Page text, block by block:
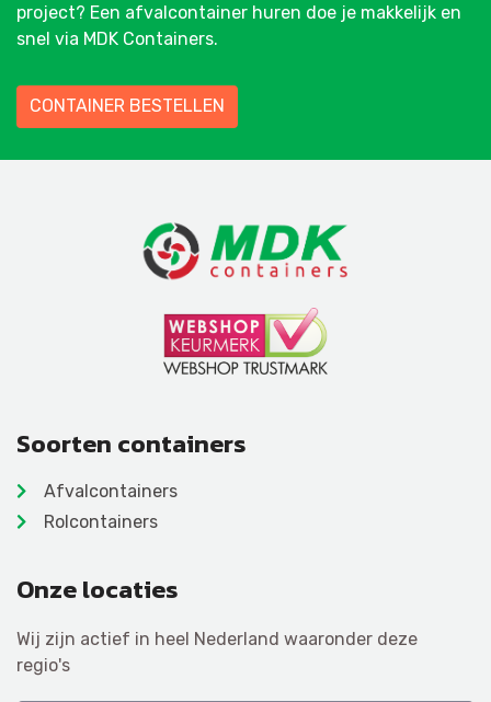
project? Een afvalcontainer huren doe je makkelijk en
snel via MDK Containers.
CONTAINER BESTELLEN
Soorten containers
Afvalcontainers
Rolcontainers
Onze locaties
Wij zijn actief in heel Nederland waaronder deze
regio's